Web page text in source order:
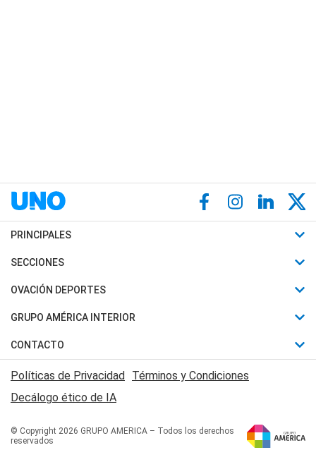
PRINCIPALES
Últimas Noticias
Política
Judiciales
Economia
SECCIONES
Horóscopo
Motores
Trucos caseros
Series y Películas
Edictos y Solicitadas
OVACIÓN DEPORTES
Fútbol
Mundial
Automovilismo
Rugby
Tenis
Básquet
GRUPO AMÉRICA INTERIOR
Canal 7 en Vivo
San Juan 8
CONTACTO
Acerca de Nosotros
Contactanos
Políticas de Privacidad Términos y Condiciones
Decálogo ético de IA
© Copyright 2026 GRUPO AMERICA – Todos los derechos
reservados